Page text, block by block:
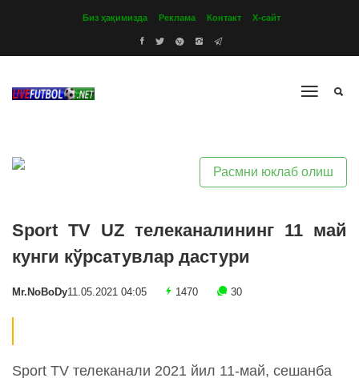
Биз ҳақимизда Реклама Контакт Х-сайт
Расмни юклаб олиш
Sport TV UZ телеканалининг 11 май
кунги кўрсатувлар дастури
Mr.NoBoDy11.05.2021 04:05 1470 30
Sport TV телеканали 2021 йил 11-май, сешанба